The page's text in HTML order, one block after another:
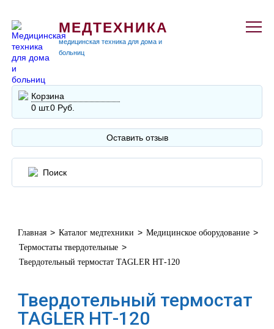
МЕДТЕХНИКА
медицинская техника для дома и
больниц
Корзина
0 шт.0 Руб.
Оставить отзыв
Главная > Каталог медтехники > Медицинское оборудование >
Термостаты твердотельные >
Твердотельный термостат TAGLER НТ-120
Твердотельный термостат
TAGLER НТ-120